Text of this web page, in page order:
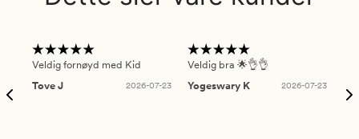
Veldig fornøyd med Kid
Tove J
2026-07-23
Veldig bra 🌟👌👌
Yogeswary K
2026-07-23